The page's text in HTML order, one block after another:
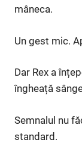
mâneca.
Un gest mic.
Dar Rex a
îngheață
Semnalul nu
standard.